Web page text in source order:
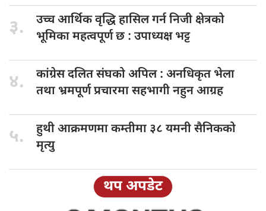
३. उच्च आर्थिकवृद्धि हासिल गर्न निजी क्षेत्रको
भूमिका महत्वपूर्ण छ : उपाध्यक्ष भट्ट
४. कांग्रेस दलितसंघको अपिल : अनधिकृत भेला
तथा भ्रमपूर्ण प्रचारमा सहभागी नहुन आग्रह
५. हुथी आक्रमणमाकम्तीमा ३८ यमनी सैनिकको
मृत्यु
थप अपडेट